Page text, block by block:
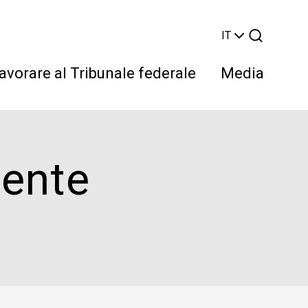
IT
al Tribunale federale Media